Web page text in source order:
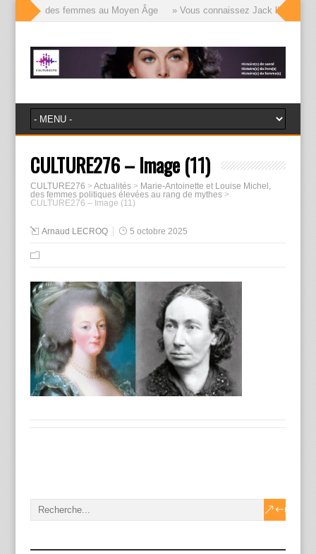
visages des femmes au Moyen Âge » Vous connaissez Jack
CULTURE276 – Image (11)
CULTURE276 >Actualités> Marie-Antoinette et Louise Michel,
des femmes politiques élevées au rang de mythes>
CULTURE276 – Image (11)
Arnaud LECROQ 5 octobre 2025